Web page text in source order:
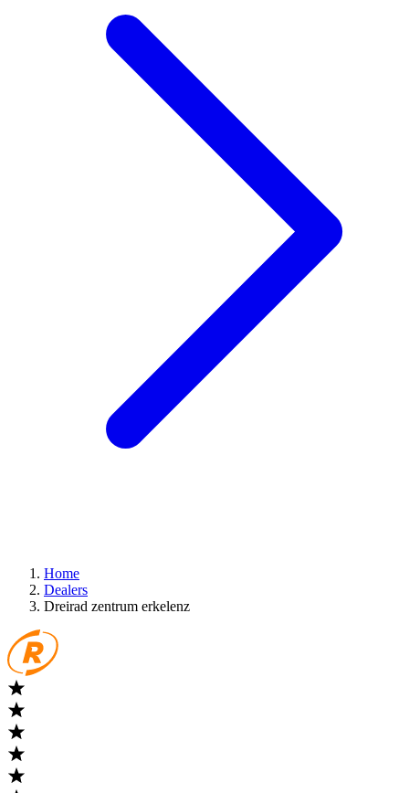
Home
Dealers
Dreirad zentrum erkelenz